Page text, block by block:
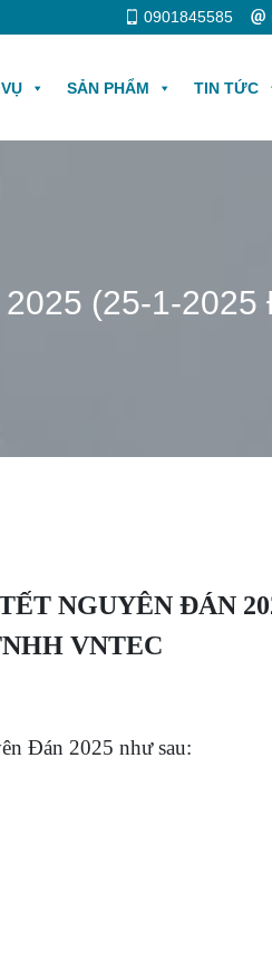
0901845585
SẢN PHẨM TIN TỨC
(25-1-
NGUYÊN ĐÁN
VNTEC
Đán 2025 như sau: